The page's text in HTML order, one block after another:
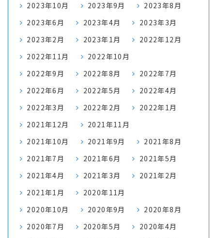
2023年10月
2023年9月
2023年8月
2023年6月
2023年4月
2023年3月
2023年2月
2023年1月
2022年12月
2022年11月
2022年10月
2022年9月
2022年8月
2022年7月
2022年6月
2022年5月
2022年4月
2022年3月
2022年2月
2022年1月
2021年12月
2021年11月
2021年10月
2021年9月
2021年8月
2021年7月
2021年6月
2021年5月
2021年4月
2021年3月
2021年2月
2021年1月
2020年11月
2020年10月
2020年9月
2020年8月
2020年7月
2020年5月
2020年4月